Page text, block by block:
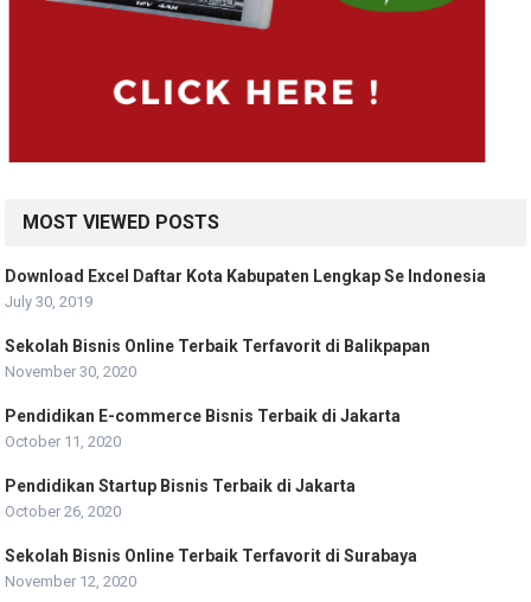
MOST VIEWED POSTS
Download Excel Daftar Kota Kabupaten Lengkap Se Indonesia
July 30, 2019
Sekolah Bisnis Online Terbaik Terfavorit di Balikpapan
November 30, 2020
Pendidikan E-commerce Bisnis Terbaik di Jakarta
October 11, 2020
Pendidikan Startup Bisnis Terbaik di Jakarta
October 26, 2020
Sekolah Bisnis Online Terbaik Terfavorit di Surabaya
November 12, 2020